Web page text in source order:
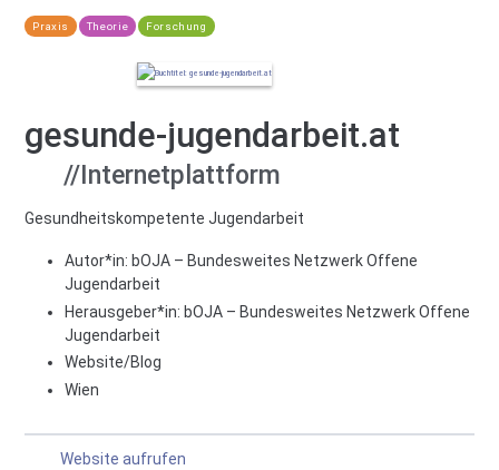
Praxis Theorie Forschung
gesunde-jugendarbeit.at
//Internetplattform
Gesundheitskompetente Jugendarbeit
Autor*in: bOJA – Bundesweites Netzwerk Offene
Jugendarbeit
Herausgeber*in: bOJA – Bundesweites Netzwerk Offene
Jugendarbeit
Website/Blog
Wien
Website aufrufen